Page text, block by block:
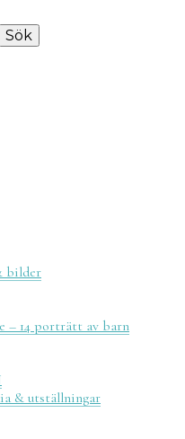
bilder
– 14 porträtt av barn
& utställningar